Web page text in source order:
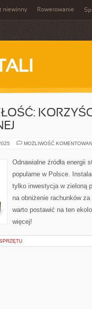
niewinny Rowerowanie
MOŻLIWOŚĆ
Odnawialne źródła energii
popularne w Polsce.
tylko inwestycja w zieloną
na obniżenie rachunków
warto postawić na ten
więcej!